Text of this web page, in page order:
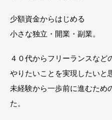
少額資金からはじめる
小さな独立・開業・副業。
４０代からフリーランスなど
やりたいことを実現したいと
未経験から一歩前に進むため
た。